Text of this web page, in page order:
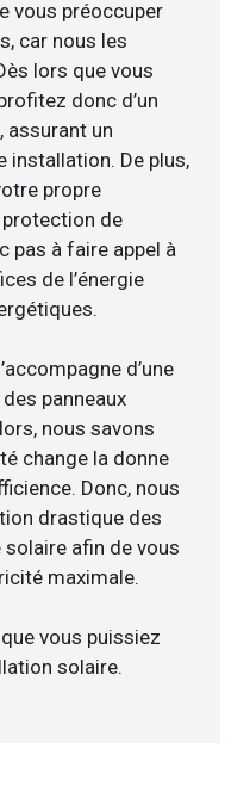
vous préoccuper
car nous les
lors que vous
donc d’un
assurant un
installation. De plus,
propre
de
pas à faire appel à
de l’énergie
d’une
panneaux
nous savons
change la donne
Donc, nous
drastique des
afin de vous
maximale.
vous puissiez
solaire.